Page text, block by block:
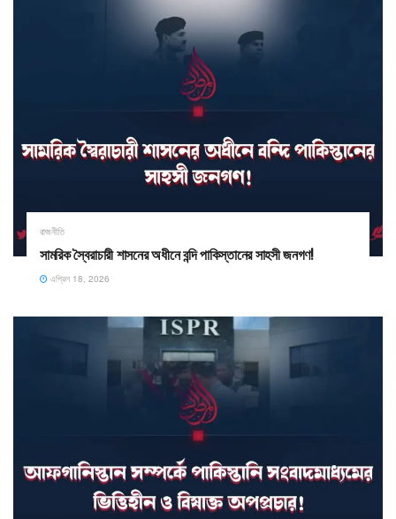
রাজনীতি
সামরিক স্বৈরাচারী শাসনের অধীনে বন্দি পাকিস্তানের সাহসী জনগণ!
এপ্রিল 18, 2026